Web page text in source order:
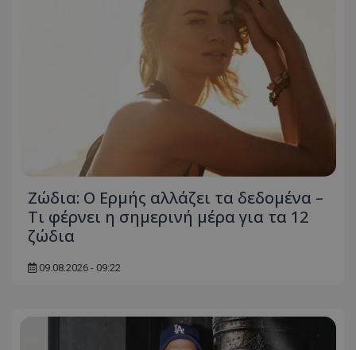
Ζώδια: Ο Ερμής αλλάζει τα δεδομένα –
Τι φέρνει η σημερινή μέρα για τα 12
ζώδια
09.08.2026 - 09:22